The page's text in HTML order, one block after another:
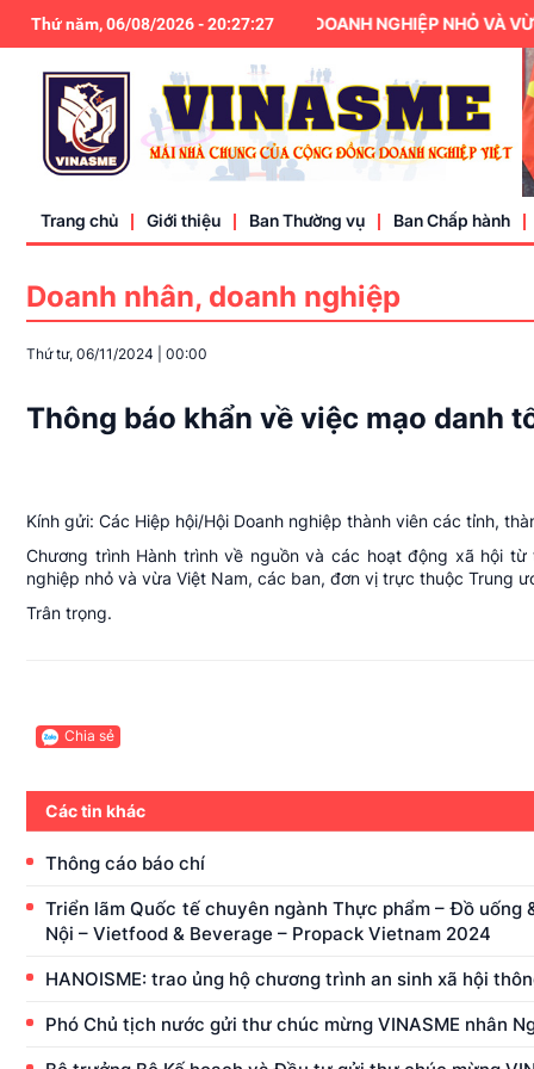
Thứ năm, 06/08/2026-20:27:27
HIỆP HỘI DOANH NGHIỆP NHỎ VÀ VỪA
Trang chủ Giới thiệu
Điều lệ
Liên hệ
Ban Thường vụ Ban Chấp hành
Doanh nhân, doanh nghiệp
Thứ tư, 06/11/2024 00:00
Thông báo khẩn về việc mạo danh
Kính gửi: Các Hiệp hội/Hội Doanh nghiệp thành viên các tỉnh,
Chương trình Hành trình về nguồn và các hoạt động xã hội
nghiệp nhỏ và vừa Việt Nam, các ban, đơn vị trực thuộc Trung
Trân trọng.
Chia sẻ
Các tin khác
Thông cáo báo chí
Triển lãm Quốc tế chuyên ngành Thực phẩm – Đồ
Nội – Vietfood & Beverage – Propack Vietnam 2024
HANOISME: trao ủng hộ chương trình an sinh xã hội
Phó Chủ tịch nước gửi thư chúc mừng VINASME nhân